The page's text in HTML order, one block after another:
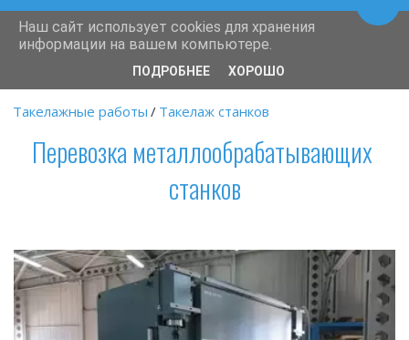
Такелажные работы / Такелаж станков
Перевозка металлообрабатывающих
станков
Наш сайт использует cookies для хранения
информации на вашем компьютере.
ПОДРОБНЕЕ ХОРОШО